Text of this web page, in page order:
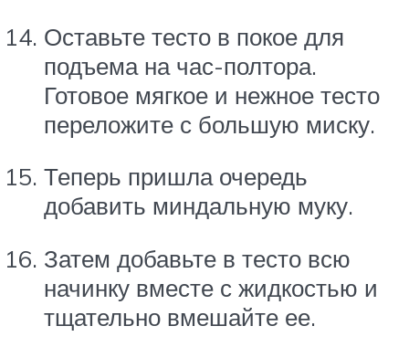
Оставьте тесто в покое для
подъема на час-полтора.
Готовое мягкое и нежное тесто
переложите с большую миску.
Теперь пришла очередь
добавить миндальную муку.
Затем добавьте в тесто всю
начинку вместе с жидкостью и
тщательно вмешайте ее.